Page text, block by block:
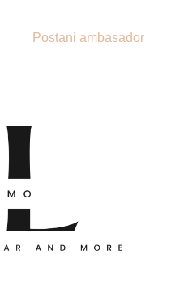
Postani ambasador